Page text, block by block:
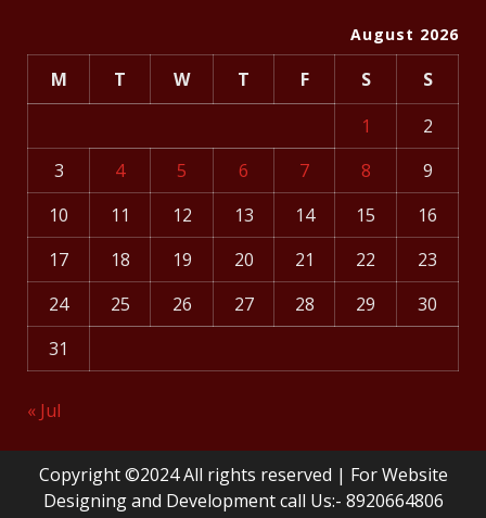
August 2026
M T W T F S
S
1
2
3
4 5 6 7 8
9
10
11 12 13 14 15
16
17
18 19 20 21 22
23
24
25 26 27 28 29
30
31
« Jul
Copyright ©2024 All rights reserved | For Website
Designing and Development call Us:- 8920664806